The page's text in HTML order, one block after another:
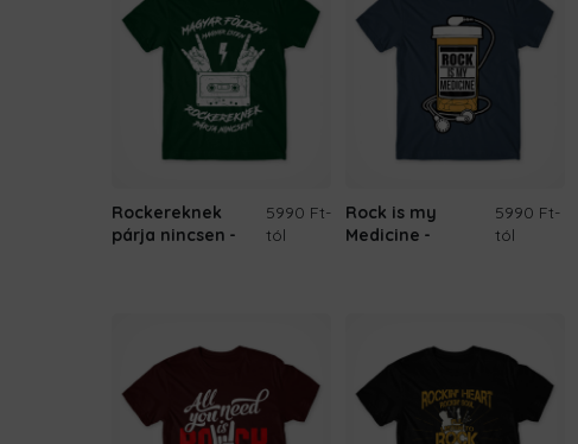
Rockereknek
párja nincsen
5990 Ft-
tól
Rock is my
Medicine
5990 Ft-
tól